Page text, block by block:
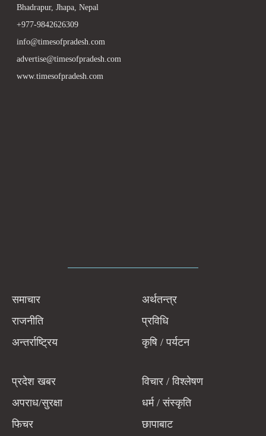
Bhadrapur, Jhapa, Nepal
+977-9842626309
info@timesofpradesh.com
advertise@timesofpradesh.com
www.timesofpradesh.com
समाचार
राजनीति
अन्तर्राष्ट्रिय
अर्थतन्त्र
प्रविधि
कृषि / पर्यटन
प्रदेश खबर
अपराध/सुरक्षा
फिचर
विचार / विश्लेषण
धर्म / संस्कृति
छापाबाट